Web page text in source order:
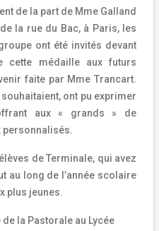
de la part de Mme Galland
la rue du Bac, à Paris, les
ont été invités devant
cette médaille aux futurs
faite par Mme Trancart.
ont pu exprimer
aux « grands » de
personnalisés.
de Terminale, qui avez
au long de l’année scolaire
plus jeunes.
de la Pastorale au Lycée